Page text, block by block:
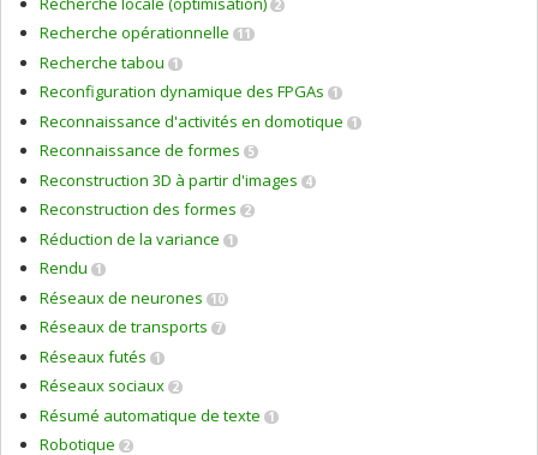
2
Recherche opérationnelle 11
Recherche tabou 1
Reconfiguration dynamique des FPGAs 1
Reconnaissance d'activités en domotique 1
Reconnaissance de formes 5
Reconstruction 3D à partir d'images 4
Reconstruction des formes 2
Réduction de la variance 1
Rendu 1
Réseaux de neurones 10
Réseaux de transports 7
Réseaux futés 1
Réseaux sociaux 2
Résumé automatique de texte 1
Robotique 2